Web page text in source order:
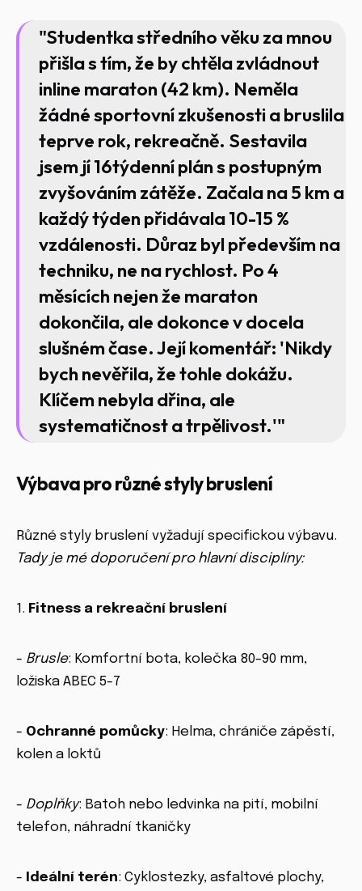
"Studentka středního věku za mnou
přišla s tím, že by chtěla zvládnout
inline maraton (42 km). Neměla
žádné sportovní zkušenosti a bruslila
teprve rok, rekreačně. Sestavila
jsem jí 16týdenní plán s postupným
zvyšováním zátěže. Začala na 5 km a
každý týden přidávala 10-15 %
vzdálenosti. Důraz byl především na
techniku, ne na rychlost. Po 4
měsících nejen že maraton
dokončila, ale dokonce v docela
slušném čase. Její komentář: 'Nikdy
bych nevěřila, že tohle dokážu.
Klíčem nebyla dřina, ale
systematičnost a trpělivost.'"
Výbava pro různé styly bruslení
Různé styly bruslení vyžadují specifickou výbavu.
Tady je mé doporučení pro hlavní disciplíny:
1. Fitness a rekreační bruslení
- Brusle: Komfortní bota, kolečka 80-90 mm,
ložiska ABEC 5-7
- Ochranné pomůcky: Helma, chrániče zápěstí,
kolen a loktů
- Doplňky: Batoh nebo ledvinka na pití, mobilní
telefon, náhradní tkaničky
- Ideální terén: Cyklostezky, asfaltové plochy,